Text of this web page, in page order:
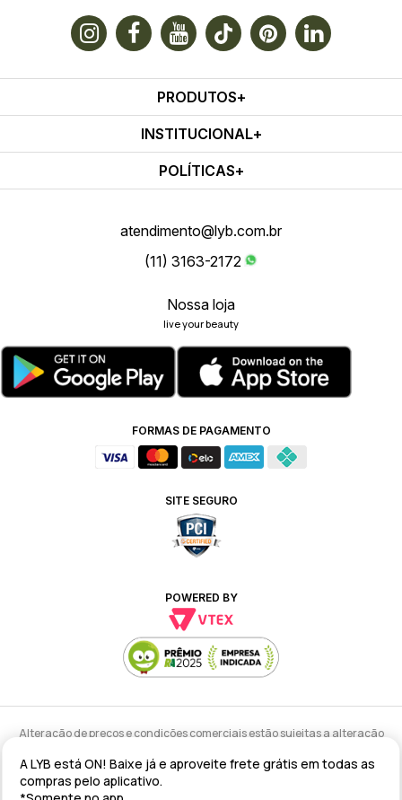
PRODUTOS
INSTITUCIONAL
POLÍTICAS
atendimento@lyb.com.br
(11) 3163-2172
Nossa loja
live your beauty
FORMAS DE PAGAMENTO
SITE SEGURO
POWERED BY
Alteração de preços e condições comerciais estão sujeitas a alteração
lyb @ 2025 - Av. Talma Rodrigues Ribeiro, 147 - Galpão 02 MOD
A/B/C/D/E, Sala 09 Serra - ES CEP: 29173-795 - CNPJ: 43.008.535/0001-11
A LYB está ON! Baixe já e aproveite frete grátis em todas as
compras pelo aplicativo.